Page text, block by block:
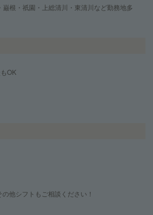
巌根・祇園・上総清川・東清川など勤務地多
OK
他シフトもご相談ください！